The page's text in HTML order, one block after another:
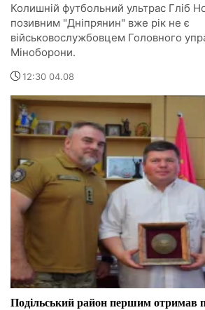
Колишній футбольний ультрас Гліб
позивним "Дніпрянин" вже рік не є
військовослужбовцем Головного
Міноборони.
12:30 04.08
Подільський район першим отримав